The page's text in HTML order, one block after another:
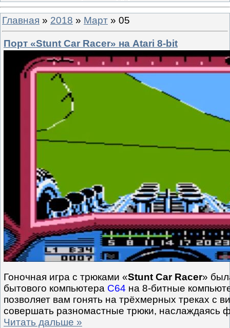
Главная » 2018 » Март » 05
Порт «Stunt Car Racer» на Atari 8-bit
Гоночная игра с трюками «Stunt Car Racer»
бытового компьютера C64 на 8-битные
позволяет вам гонять на трёхмерных треках с
совершать разномастные трюки, наслаждаясь
Читать дальше »